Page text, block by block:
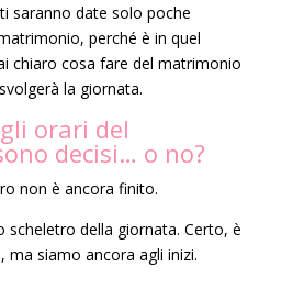
saranno date solo poche
perché è in quel
chiaro cosa fare del matrimonio
la giornata.
orari del
decisi… o no?
non è ancora finito.
scheletro della giornata. Certo, è
ma siamo ancora agli inizi.